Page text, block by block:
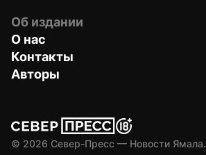
Об издании
О нас
Контакты
Авторы
© 2026 Север-Пресс — Новости Ямала.